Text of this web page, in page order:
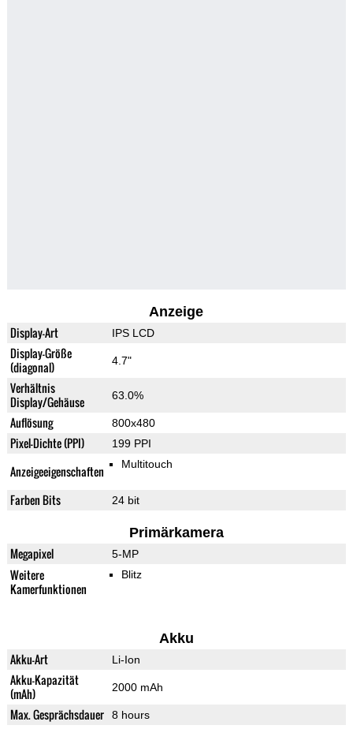
Anzeige
Display-Art IPS LCD
Display-Größe
(diagonal)
4.7"
Verhältnis
Display/Gehäuse
63.0%
Auflösung 800x480
Pixel-Dichte (PPI) 199 PPI
Anzeigeeigenschaften Multitouch
Farben Bits 24 bit
Primärkamera
Megapixel 5-MP
Weitere
Kamerfunktionen
Blitz
Akku
Akku-Art Li-Ion
Akku-Kapazität
(mAh)
2000 mAh
Max. Gesprächsdauer 8 hours